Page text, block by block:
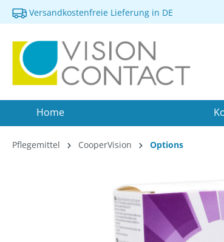
Zur Hauptnavigation springen
Versandkostenfreie Lieferung in DE
Home
Pflegemittel CooperVision Options